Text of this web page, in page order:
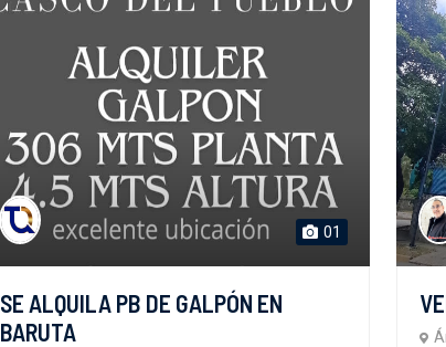
01
SE ALQUILA PB DE GALPÓN EN
BARUTA